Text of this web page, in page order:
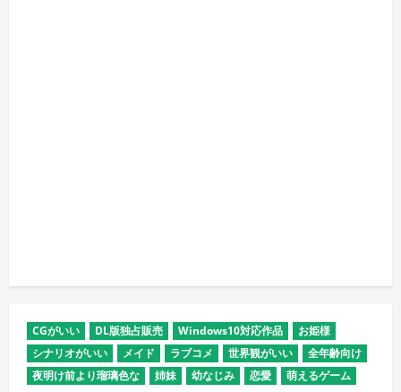
CGがいい DL版独占販売 Windows10対応作品
お姫様
シナリオがいい
メイド ラブコメ 世界観がいい
全年齢向け
夜明け前より瑠璃色な
姉妹 幼なじみ 恋愛 萌えるゲーム